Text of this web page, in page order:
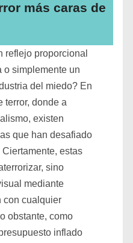
más caras de
reflejo proporcional
o simplemente un
del miedo? En
terror, donde a
existen
que han desafiado
estas
sino
mediante
con cualquier
obstante, como
inflado